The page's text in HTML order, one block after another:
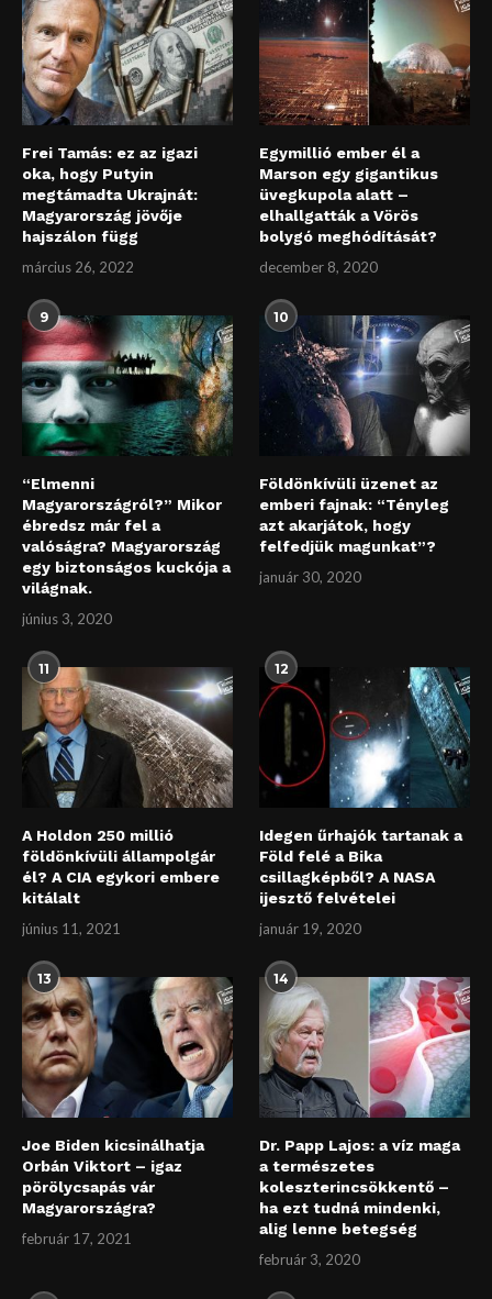
Frei Tamás: ez az igazi
oka, hogy Putyin
megtámadta Ukrajnát:
Magyarország jövője
hajszálon függ
március 26, 2022
Egymillió ember él a
Marson egy gigantikus
üvegkupola alatt –
elhallgatták a Vörös
bolygó meghódítását?
december 8, 2020
9
“Elmenni
Magyarországról?” Mikor
ébredsz már fel a
valóságra? Magyarország
egy biztonságos kuckója a
világnak.
június 3, 2020
10
Földönkívüli üzenet az
emberi fajnak: “Tényleg
azt akarjátok, hogy
felfedjük magunkat”?
január 30, 2020
11
A Holdon 250 millió
földönkívüli állampolgár
él? A CIA egykori embere
kitálalt
június 11, 2021
12
Idegen űrhajók tartanak a
Föld felé a Bika
csillagképből? A NASA
ijesztő felvételei
január 19, 2020
13
Joe Biden kicsinálhatja
Orbán Viktort – igaz
pörölycsapás vár
Magyarországra?
február 17, 2021
14
Dr. Papp Lajos: a víz maga
a természetes
koleszterincsökkentő –
ha ezt tudná mindenki,
alig lenne betegség
február 3, 2020